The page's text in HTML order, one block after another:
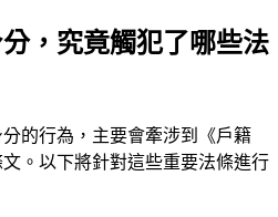
，究竟觸犯了哪些法
的行為，主要會牽涉到《戶籍
。以下將針對這些重要法條進行